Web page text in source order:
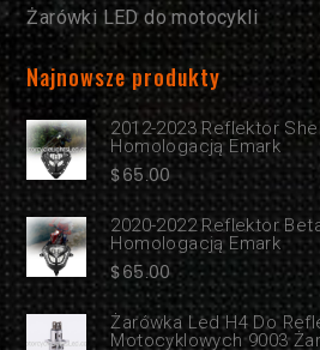
Żarówki LED do motocykli
Najnowsze produkty
2012-2023 Reflektor
Homologacją Emark
$65.00
2020-2022 Reflektor
Homologacją Emark
$65.00
Żarówka Led H4 Do
Motocyklowych 9003